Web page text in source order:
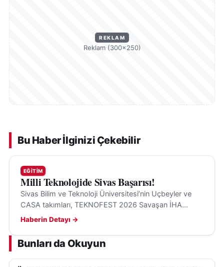
REKLAM
Reklam (300×250)
Bu Haber İlginizi Çekebilir
EĞITIM
Milli Teknolojide Sivas Başarısı!
Sivas Bilim ve Teknoloji Üniversitesi’nin Uçbeyler ve
CASA takımları, TEKNOFEST 2026 Savaşan İHA
Yarışması’nda finale kaldı. Final ise Siirt’te yapılacak.
Haberin Detayı →
Bunları da Okuyun